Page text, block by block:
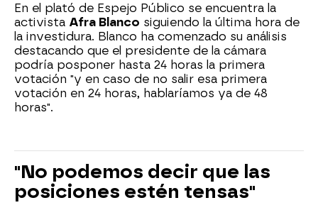
En el plató de Espejo Público se encuentra la
activista Afra Blanco siguiendo la última hora de
la investidura. Blanco ha comenzado su análisis
destacando que el presidente de la cámara
podría posponer hasta 24 horas la primera
votación "y en caso de no salir esa primera
votación en 24 horas, hablaríamos ya de 48
horas".
"No podemos decir que las
posiciones estén tensas"